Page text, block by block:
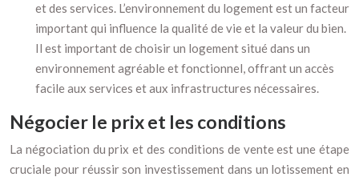
et des services. L’environnement du logement est un facteur
important qui influence la qualité de vie et la valeur du bien.
Il est important de choisir un logement situé dans un
environnement agréable et fonctionnel, offrant un accès
facile aux services et aux infrastructures nécessaires.
Négocier le prix et les conditions
La négociation du prix et des conditions de vente est une étape
cruciale pour réussir son investissement dans un lotissement en